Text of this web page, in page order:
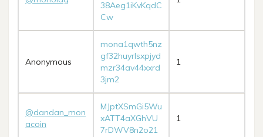
38Aeg1iKvKqdC
Cw
Anonymous
mona1qwth5nz
gf32huyrlsxpjyd
mzr34av44xxrd
3jm2
1
@dandan_mon
acoin
MJptXSmGi5Wu
xATT4aXGhVU
7rDWV8n2o21
1